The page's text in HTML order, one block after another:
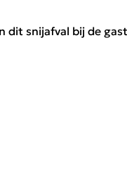
snijafval bij de